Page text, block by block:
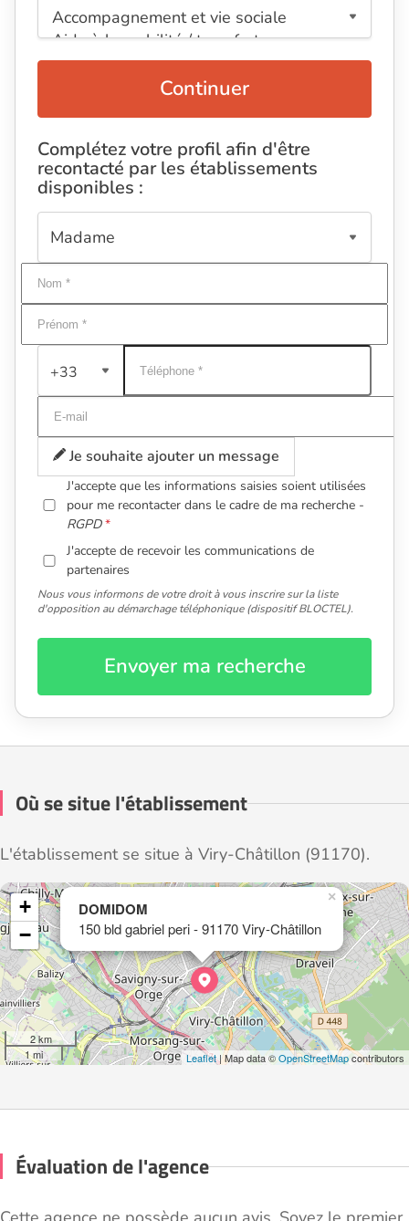
Continuer
Complétez votre profil afin d'être
recontacté par les établissements
disponibles :
+33
Je souhaite ajouter un message
J'accepte que les informations saisies soient utilisées
pour me recontacter dans le cadre de ma recherche -
RGPD
J'accepte de recevoir les communications de
partenaires
Nous vous informons de votre droit à vous inscrire sur la liste
d'opposition au démarchage téléphonique (dispositif BLOCTEL).
Envoyer ma recherche
Où se situe l'établissement
L'établissement se situe à Viry-Châtillon (91170).
DOMIDOM
150 bld gabriel peri - 91170 Viry-Châtillon
×
+
−
2 km
1 mi
Leaflet| Map data ©OpenStreetMapcontributors
Évaluation de l'agence